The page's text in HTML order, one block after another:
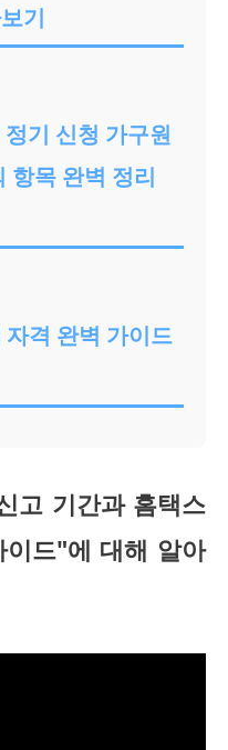
기
기 신청 가구원
항목 완벽 정리
격 완벽 가이드
고 기간과 홈택스
드"에 대해 알아